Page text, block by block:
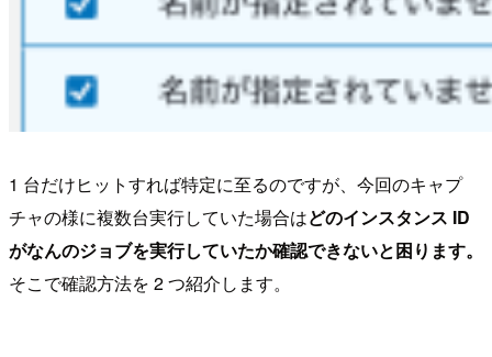
1 台だけヒットすれば特定に至るのですが、今回のキャプ
チャの様に複数台実行していた場合はどのインスタンス ID
がなんのジョブを実行していたか確認できないと困ります。
そこで確認方法を 2 つ紹介します。